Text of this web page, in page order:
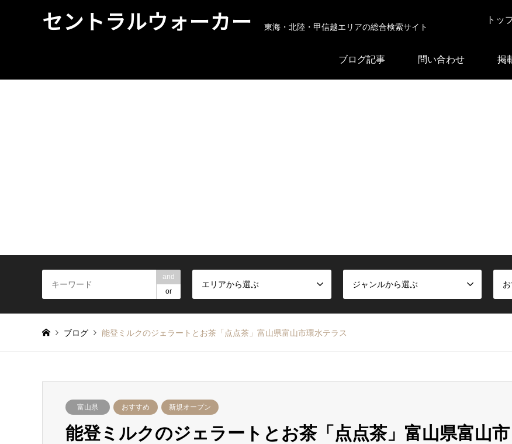
セントラルウォーカー 東海・北陸・甲信越エリアの総合検索サイト
トッ
ブログ記事 問い合わせ 掲
and
or
エリアから選ぶ ジャンルから選ぶ
ブログ 能登ミルクのジェラートとお茶「点点茶」富山県富山市環水テラス
富山県 おすすめ 新規オープン
能登ミルクのジェラートとお茶「点点茶」富山県富山市